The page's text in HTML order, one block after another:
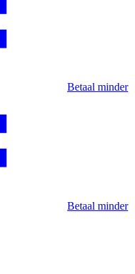
Betaal minder
Betaal minder